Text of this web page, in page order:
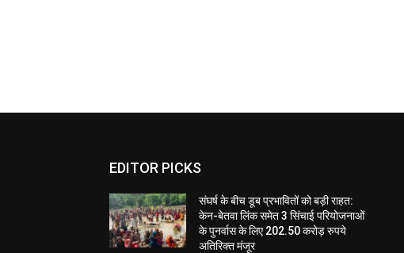
EDITOR PICKS
संघर्ष के बीच डूब प्रभावितों को बड़ी राहत:
केन-बेतवा लिंक समेत 3 सिंचाई परियोजनाओं
के पुनर्वास के लिए 202.50 करोड़ रुपये
अतिरिक्त मंजूर